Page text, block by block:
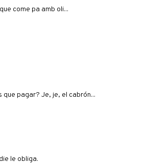
come pa amb oli...
que pagar? Je, je, el cabrón...
le obliga.